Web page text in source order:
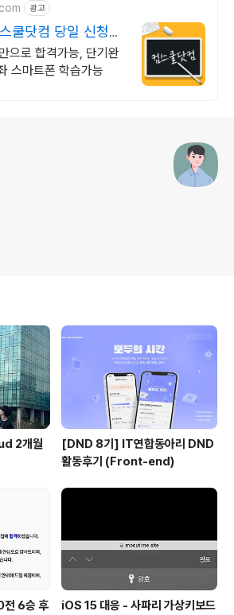
광고
쿨닷컴 당일 신청&
으로 합격가능, 단기완
스마트폰 학습가능
2개월
[DND 8기] IT연합동아리 DND
활동후기 (Front-end)
6승 후
iOS 15 대응 - 사파리 가상키보드